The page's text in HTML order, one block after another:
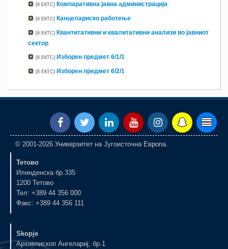
[6 ЕКТС] Компаративна јавна администрација
[6 ЕКТС] Канцелариско работење
[6 ЕКТС]
Квантитативни и квалитативни анализи во јавниот
сектор
[6 ЕКТС] Изборен предмет 6/1/1
[6 ЕКТС] Изборен предмет 6/2/1
© 2001-2026 Универзитет на Југоисточна Европа.
Тетово
Илинденска бр.335
1200 Тетово
Тел: +389 44 356 000
Факс: +389 44 356 111
Skopje
Архиепископ Ангелариј, бр.1